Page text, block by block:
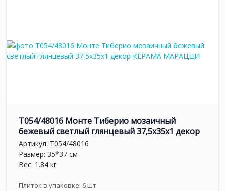
T054/48016 Монте Тиберио мозаичный
бежевый светлый глянцевый 37,5x35x1 декор
Артикул: T054/48016
Размер: 35*37 см
Вес: 1.84 кг
Плиток в упаковке: 6шт